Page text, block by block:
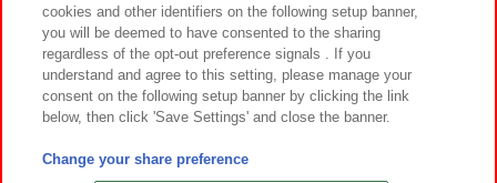
©Bandai Namco Amusement Inc.
©Bandai Namco Amusement Lab Inc.
cookies and other identifiers on the following setup banner,
you will be deemed to have consented to the sharing
regardless of the opt-out preference signals . If you
understand and agree to this setting, please manage your
consent on the following setup banner by clicking the link
below, then click 'Save Settings' and close the banner.
Change your share preference